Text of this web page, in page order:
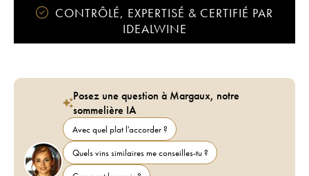
CONTRÔLÉ, EXPERTISÉ & CERTIFIÉ PAR
IDEALWINE
Posez une question à Margaux, notre
sommelière IA
Avec quel plat l'accorder ?
Quels vins similaires me conseilles-tu ?